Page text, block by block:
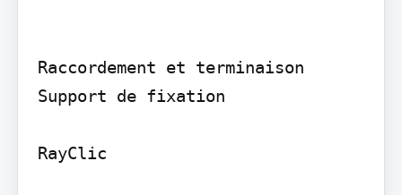
Raccordement et terminaison
Support de fixation
RayClic